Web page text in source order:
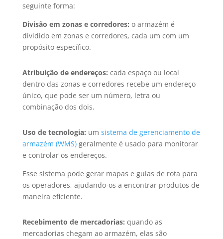
seguinte forma:
Divisão em zonas e corredores: o armazém é
dividido em zonas e corredores, cada um com um
propósito específico.
Atribuição de endereços: cada espaço ou local
dentro das zonas e corredores recebe um endereço
único, que pode ser um número, letra ou
combinação dos dois.
Uso de tecnologia: um sistema de gerenciamento de
armazém (WMS)geralmente é usado para monitorar
e controlar os endereços.
Esse sistema pode gerar mapas e guias de rota para
os operadores, ajudando-os a encontrar produtos de
maneira eficiente.
Recebimento de mercadorias: quando as
mercadorias chegam ao armazém, elas são